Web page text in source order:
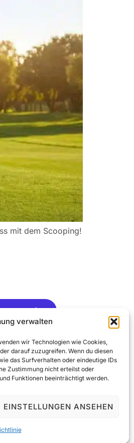
verwalten
wir Technologien wie Cookies,
darauf zuzugreifen. Wenn du diesen
das Surfverhalten oder eindeutige IDs
Zustimmung nicht erteilst oder
Funktionen beeinträchtigt werden.
EINSTELLUNGEN ANSEHEN
mit dem Scooping!
..
All Rights Reserved